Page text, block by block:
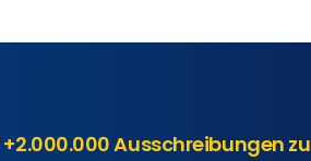
Ausschreibungen zu